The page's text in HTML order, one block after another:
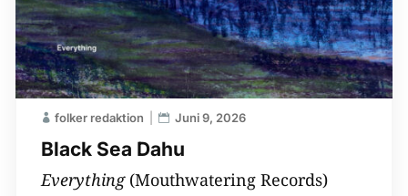
Black Sea Dahu
folker redaktion Juni 9, 2026
Everything(Mouthwatering Records)